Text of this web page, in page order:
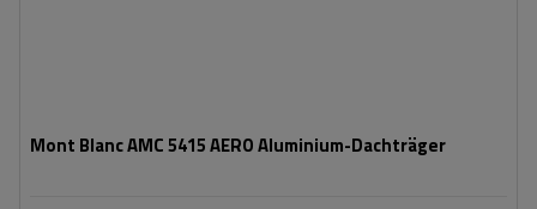
Mont Blanc AMC 5415 AERO Aluminium-Dachträger